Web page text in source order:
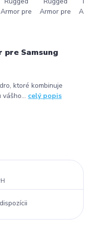
pre Samsung
ktoré kombinuje
celý popis